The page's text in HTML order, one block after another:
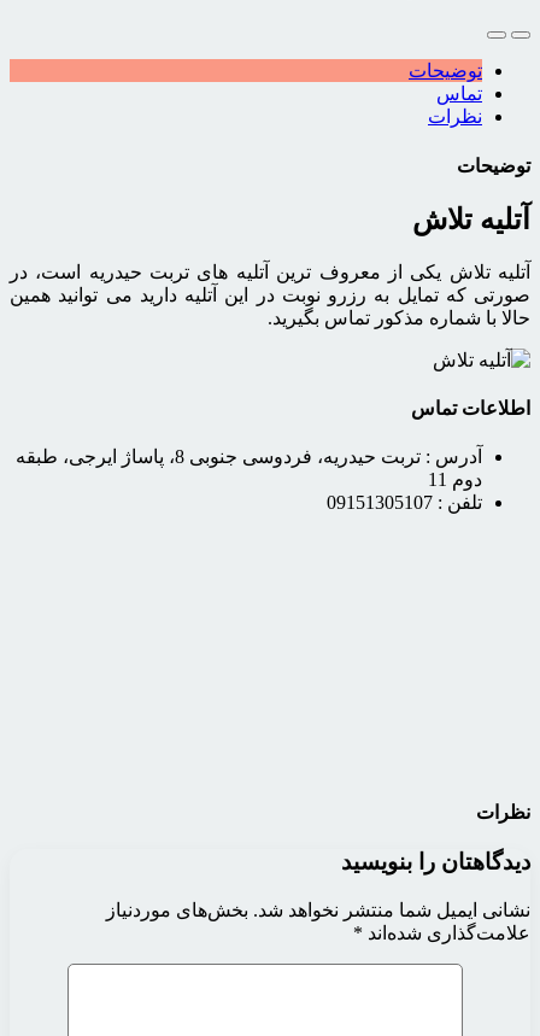
توضیحات
تماس
نظرات
توضیحات
آتلیه تلاش
آتلیه تلاش یکی از معروف ترین آتلیه های تربت حیدریه است، در
صورتی که تمایل به رزرو نوبت در این آتلیه دارید می توانید همین
حالا با شماره مذکور تماس بگیرید.
اطلاعات تماس
آدرس :
تربت حیدریه، فردوسی جنوبی 8، پاساژ ایرجی، طبقه
دوم 11
تلفن : 09151305107
نظرات
دیدگاهتان را بنویسید
نشانی ایمیل شما منتشر نخواهد شد. بخش‌های موردنیاز
علامت‌گذاری شده‌اند *